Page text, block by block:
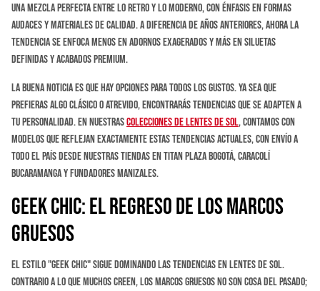
una mezcla perfecta entre lo retro y lo moderno, con énfasis en formas
audaces y materiales de calidad. A diferencia de años anteriores, ahora la
tendencia se enfoca menos en adornos exagerados y más en siluetas
definidas y acabados premium.
La buena noticia es que hay opciones para todos los gustos. Ya sea que
prefieras algo clásico o atrevido, encontrarás tendencias que se adapten a
tu personalidad. En nuestrascolecciones de lentes de sol, contamos con
modelos que reflejan exactamente estas tendencias actuales, con envío a
todo el país desde nuestras tiendas en Titan Plaza Bogotá, Caracolí
Bucaramanga y Fundadores Manizales.
Geek Chic: El Regreso de los Marcos
Gruesos
El estilo "geek chic" sigue dominando las tendencias en lentes de sol.
Contrario a lo que muchos creen, los marcos gruesos no son cosa del pasado;